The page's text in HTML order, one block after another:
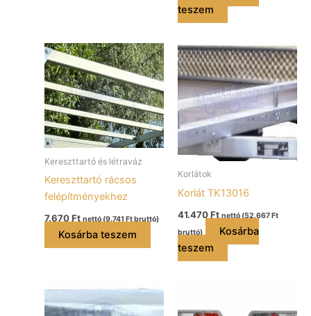
teszem
Kereszttartó és létraváz
Kereszttartó rácsos
felépítményekhez
7.670Ft nettó (9.741 Ftbruttó)
Kosárba teszem
Korlátok
Korlát TK13016
41.470Ft nettó (52.667Ft
bruttó)
Kosárba
teszem